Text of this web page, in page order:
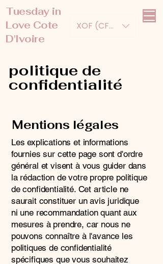
Tuesday in
Love Cote
D'Ivoire
XOF (CFA)
politique de
confidentialité
Mentions légales
Les explications et informations
fournies sur cette page sont d'ordre
général et visent à vous guider dans
la rédaction de votre propre politique
de confidentialité. Cet article ne
saurait constituer un avis juridique
ni une recommandation quant aux
mesures à prendre, car nous ne
pouvons connaître à l'avance les
politiques de confidentialité
spécifiques que vous souhaitez